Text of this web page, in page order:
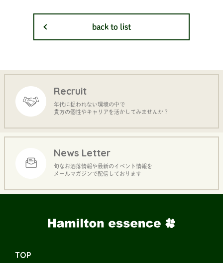
back to list
Recruit
年代に捉われない環境の中で
貴方の個性やキャリアを活かしてみませんか？
News Letter
旬なお洒落情報や最新のイベント情報を
メールマガジンで配信しております
TOP